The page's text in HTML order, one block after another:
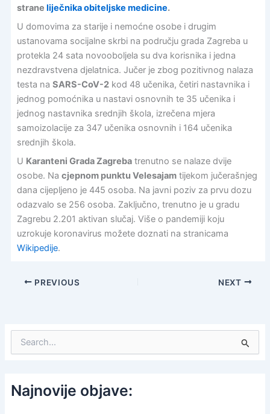
strane liječnika obiteljske medicine.
U domovima za starije i nemoćne osobe i drugim
ustanovama socijalne skrbi na području grada Zagreba u
protekla 24 sata novooboljela su dva korisnika i jedna
nezdravstvena djelatnica. Jučer je zbog pozitivnog nalaza
testa na SARS-CoV-2kod 48 učenika, četiri nastavnika i
jednog pomoćnika u nastavi osnovnih te 35 učenika i
jednog nastavnika srednjih škola, izrečena mjera
samoizolacije za 347 učenika osnovnih i 164 učenika
srednjih škola.
U Karanteni Grada Zagrebatrenutno se nalaze dvije
osobe. Na cjepnom punktu Velesajamtijekom jučerašnjeg
dana cijepljeno je 445 osoba. Na javni poziv za prvu dozu
odazvalo se 256 osoba. Zaključno, trenutno je u gradu
Zagrebu 2.201 aktivan slučaj. Više o pandemiji koju
uzrokuje koronavirus možete doznati na stranicama
Wikipedije.
PREVIOUS NEXT
c
hNajnovije objave: